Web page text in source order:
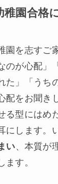
稚園合格
園を志すご
のが心配」
た」「うち
配をお聞き
る型にはめ
にします。
い、本質が
ます。